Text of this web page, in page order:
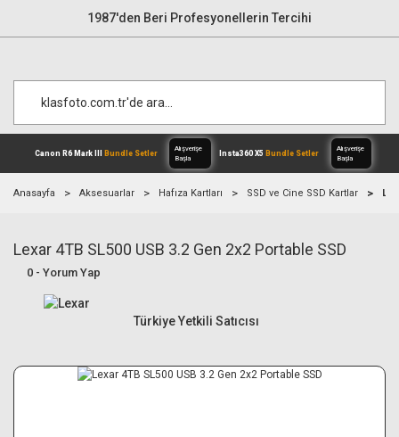
1987'den Beri Profesyonellerin Tercihi
Canon R6 Mark IIIBundle Setler
Alışverişe
Anasayfa Aksesuarlar Hafıza Kartları SSD ve Cine SSD Kartlar
Lexar 4TB SL500 USB 3.2 Gen 2x2 Portable SSD
0 - Yorum Yap
Türkiye Yetkili Satıcısı